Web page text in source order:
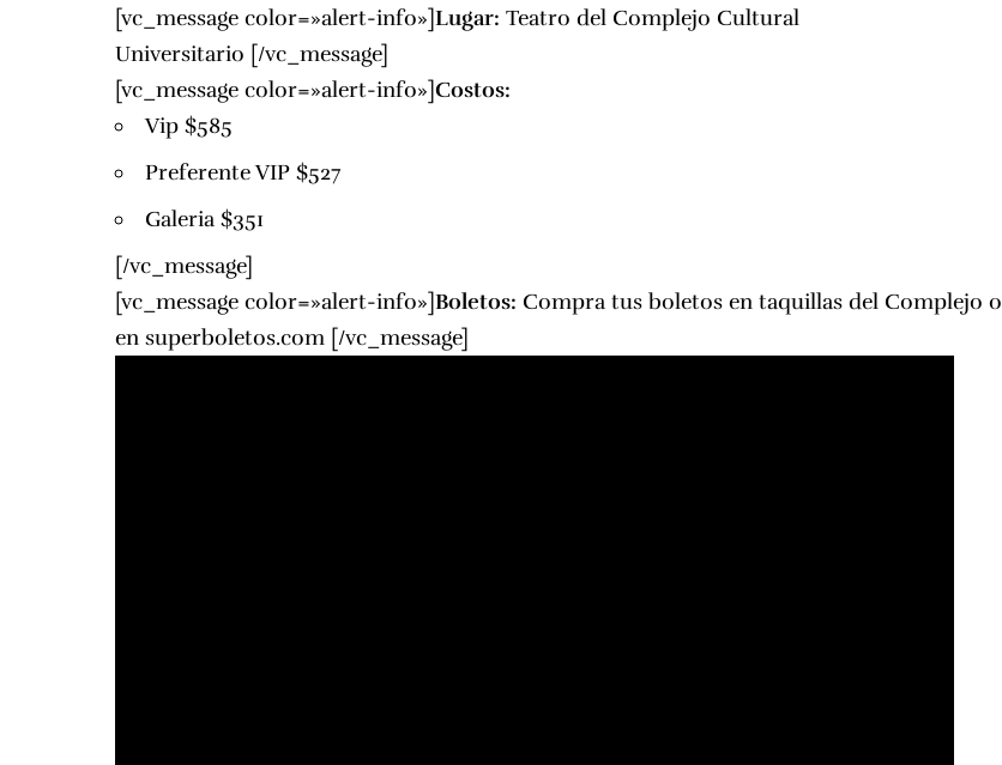
[vc_message color=»alert-info»]Lugar: Teatro del Complejo Cultural
Universitario [/vc_message]
[vc_message color=»alert-info»]Costos:
Vip $585
Preferente VIP $527
Galeria $351
[/vc_message]
[vc_message color=»alert-info»]Boletos: Compra tus boletos en taquillas del Complejo o
ensuperboletos.com [/vc_message]